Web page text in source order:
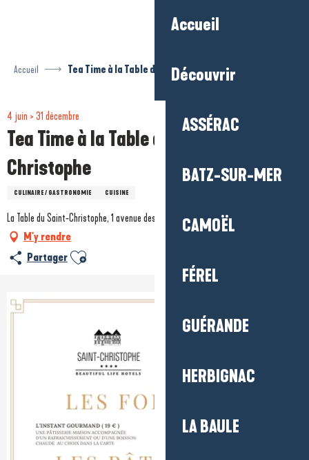
Accueil
Découvrir
ASSÉRAC
BATZ-SUR-MER
CAMOËL
FÉREL
GUÉRANDE
HERBIGNAC
LA BAULE
Accueil Tea Time à la Table du Saint-Christophe
4 juin > 31 décembre
Tea Time à la Table du Saint-
Christophe
CULINAIRE / GASTRONOMIE CUISINE
La Table du Saint-Christophe, 1 avenue des Alcyons, 44500 La Baule-Escoublac
M'y rendre
Partager Ajouter aux favoris